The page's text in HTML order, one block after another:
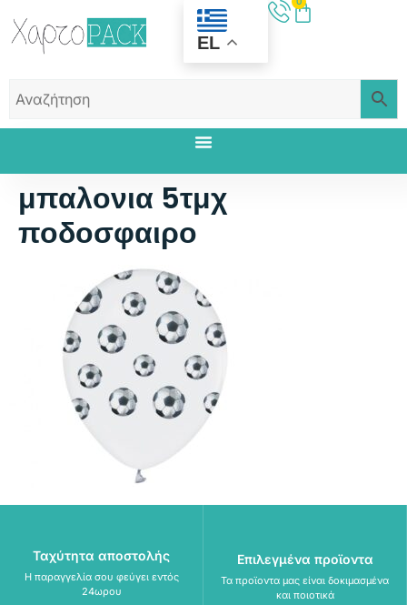
EL
μπαλονια 5τμχ
ποδοσφαιρο
Ταχύτητα αποστολής
Η παραγγελία σου φεύγει εντός
24ωρου
Επιλεγμένα προϊοντα
Τα προϊοντα μας είναι δοκιμασμένα
και ποιοτικά